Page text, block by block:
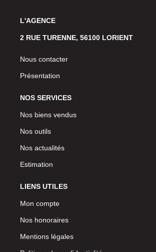
L'AGENCE
2 RUE TURENNE, 56100 LORIENT
Nous contacter
Présentation
NOS SERVICES
Nos biens vendus
Nos outils
Nos actualités
Estimation
LIENS UTILES
Mon compte
Nos honoraires
Mentions légales